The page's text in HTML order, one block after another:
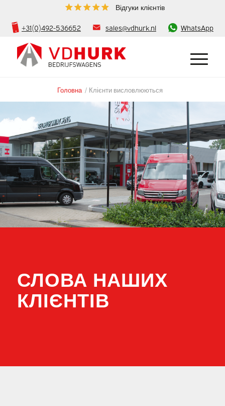
Відгуки клієнтів
+31(0)492-536652 sales@vdhurk.nl WhatsApp
Головна / Клієнти висловлюються
СЛОВА НАШИХ
КЛІЄНТІВ